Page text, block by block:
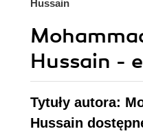
Hussain
Hussain -
Tytuły autora:
Hussain